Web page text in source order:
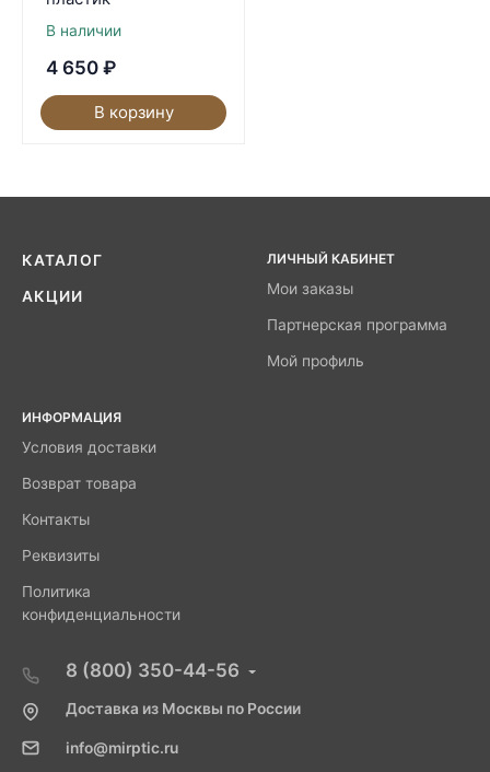
В наличии
4 650 ₽
В корзину
КАТАЛОГ
АКЦИИ
ЛИЧНЫЙ КАБИНЕТ
Мои заказы
Партнерская программа
Мой профиль
ИНФОРМАЦИЯ
Условия доставки
Возврат товара
Контакты
Реквизиты
Политика
конфиденциальности
8 (800) 350-44-56
Доставка из Москвы по России
info@mirptic.ru